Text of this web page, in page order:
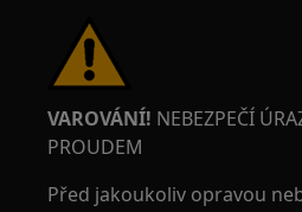
VAROVÁNÍ! NEBEZPEČÍ
PROUDEM
Před jakoukoliv opravou